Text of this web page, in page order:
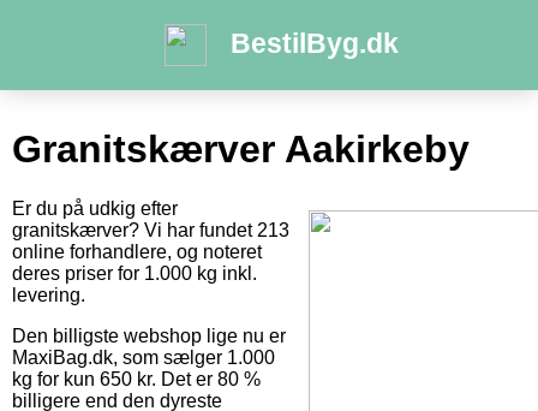
BestilByg.dk
Granitskærver Aakirkeby
Er du på udkig efter
granitskærver? Vi har fundet 213
online forhandlere, og noteret
deres priser for 1.000 kg inkl.
levering.
Den billigste webshop lige nu er
MaxiBag.dk, som sælger 1.000
kg for kun 650 kr. Det er 80 %
billigere end den dyreste